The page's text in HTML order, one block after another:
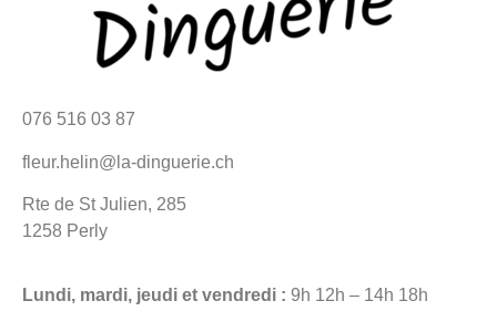
076 516 03 87
fleur.helin@la-dinguerie.ch
Rte de St Julien, 285
1258 Perly
Lundi, mardi, jeudi et vendredi : 9h 12h – 14h 18h